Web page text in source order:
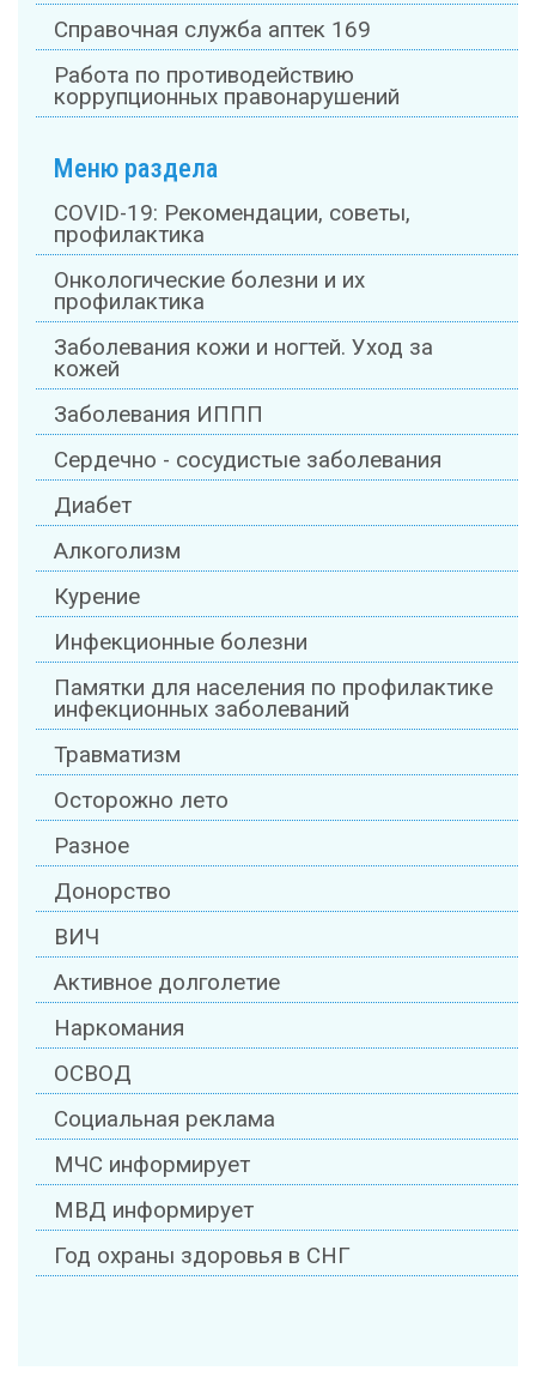
Справочная служба аптек 169
Работа по противодействию
коррупционных правонарушений
Меню раздела
COVID-19: Рекомендации, советы,
профилактика
Онкологические болезни и их
профилактика
Заболевания кожи и ногтей. Уход за
кожей
Заболевания ИППП
Сердечно - сосудистые заболевания
Диабет
Алкоголизм
Курение
Инфекционные болезни
Памятки для населения по профилактике
инфекционных заболеваний
Травматизм
Осторожно лето
Разное
Донорство
ВИЧ
Активное долголетие
Наркомания
ОСВОД
Социальная реклама
МЧС информирует
МВД информирует
Год охраны здоровья в СНГ